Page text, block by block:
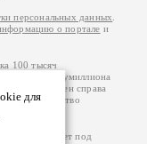
для
персональных данных
о портале и
100 тысяч
более полумиллиона
расположен справа
количество
работает под